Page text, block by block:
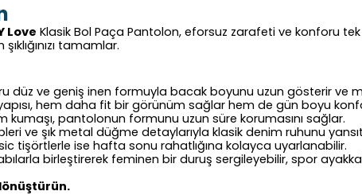
Love Klasik Bol Paça Pantolon, eforsuz zarafeti ve konforu
tamamlar.
düz ve geniş inen formuyla bacak boyunu uzun gösterir ve
hem daha fit bir görünüm sağlar hem de gün boyu
kumaşı, pantolonun formunu uzun süre korumasını sağlar.
ve şık metal düğme detaylarıyla klasik denim ruhunu
tişörtlerle ise hafta sonu rahatlığına kolayca uyarlanabilir.
birleştirerek feminen bir duruş sergileyebilir, spor